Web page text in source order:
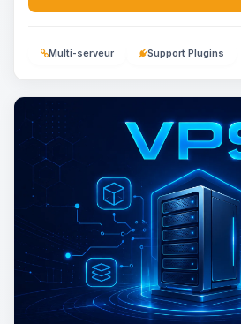
Multi-serveur Support Plugins